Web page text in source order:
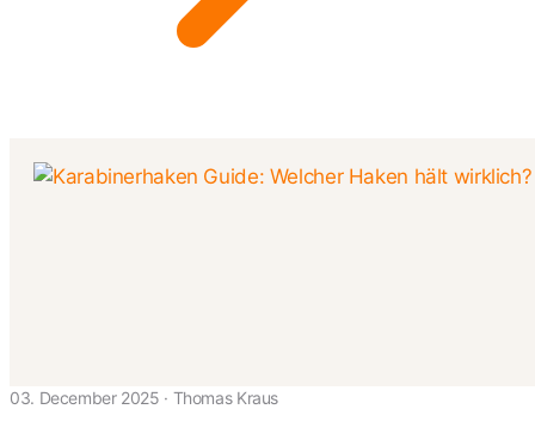
03. December 2025 · Thomas Kraus